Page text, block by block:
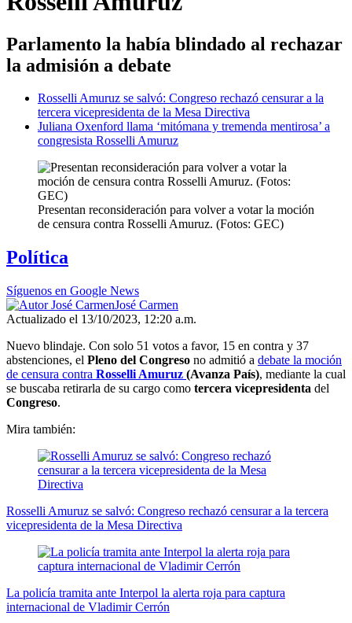
Parlamento la había blindado al rechazar
la admisión a debate
Rosselli Amuruz se salvó: Congreso rechazó censurar a la
tercera vicepresidenta de la Mesa Directiva
Juliana Oxenford llama ‘mitómana y tremenda mentirosa’ a
congresista Rosselli Amuruz
Presentan reconsideración para volver a votar la moción
de censura contra Rosselli Amuruz. (Fotos: GEC)
Política
Síguenos en Google News
José Carmen
Actualizado el 13/10/2023, 12:20 a.m.
Nuevo blindaje. Con solo 51 votos a favor, 15 en contra y 37
abstenciones, el Pleno del Congreso no admitió a debate la moción
de censura contra Rosselli Amuruz (Avanza País), mediante la cual
se buscaba retirarla de su cargo como tercera vicepresidenta del
Congreso.
Mira también:
Rosselli Amuruz se salvó: Congreso rechazó censurar a la tercera
vicepresidenta de la Mesa Directiva
La policía tramita ante Interpol la alerta roja para captura
internacional de Vladimir Cerrón